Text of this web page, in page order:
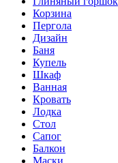
Корзина
Пергола
Дизайн
Баня
Купель
Шкаф
Ванная
Кровать
Лодка
Стол
Сапог
Балкон
Маски